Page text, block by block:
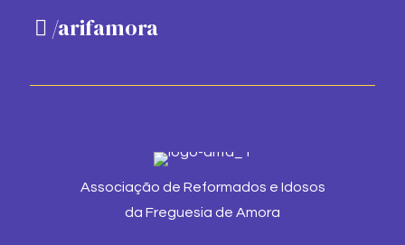
/arifamora
Associação de Reformados e Idosos
da Freguesia de Amora